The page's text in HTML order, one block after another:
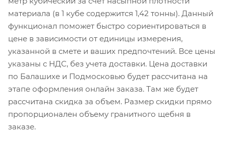
материала (в 1 кубе содержится 1,42 тонны). Данный
функционал поможет быстро сориентироваться в
цене в зависимости от единицы измерения,
указанной в смете и ваших предпочтений. Все цены
указаны с НДС, без учета доставки. Цена доставки
по Балашихе и Подмосковью будет рассчитана на
этапе оформления онлайн заказа. Там же будет
рассчитана скидка за объем. Размер скидки прямо
пропорционален объему гранитного щебня в
заказе.